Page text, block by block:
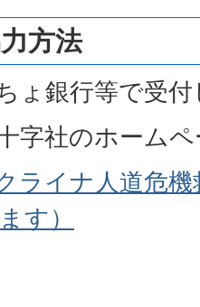
方法
ょ銀行等で受
字社のホーム
ライナ人道危
す）